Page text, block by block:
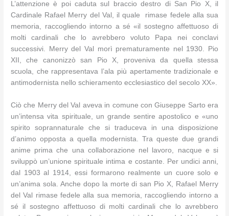
L’attenzione è poi caduta sul braccio destro di San Pio X, il
Cardinale Rafael Merry del Val, il quale rimase fedele alla sua
memoria, raccogliendo intorno a sé «il sostegno affettuoso di
molti cardinali che lo avrebbero voluto Papa nei conclavi
successivi. Merry del Val morì prematuramente nel 1930. Pio
XII, che canonizzò san Pio X, proveniva da quella stessa
scuola, che rappresentava l’ala più apertamente tradizionale e
antimodernista nello schieramento ecclesiastico del secolo XX».
Ciò che Merry del Val aveva in comune con Giuseppe Sarto era
un’intensa vita spirituale, un grande sentire apostolico e «uno
spirito soprannaturale che si traduceva in una disposizione
d’animo opposta a quella modernista. Tra queste due grandi
anime prima che una collaborazione nel lavoro, nacque e si
sviluppò un’unione spirituale intima e costante. Per undici anni,
dal 1903 al 1914, essi formarono realmente un cuore solo e
un’anima sola. Anche dopo la morte di san Pio X, Rafael Merry
del Val rimase fedele alla sua memoria, raccogliendo intorno a
sé il sostegno affettuoso di molti cardinali che lo avrebbero